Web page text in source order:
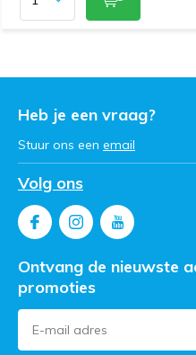
Heb je een vraag?
Stuur ons een email
Volg ons
Ontvang de nieuwste
promoties